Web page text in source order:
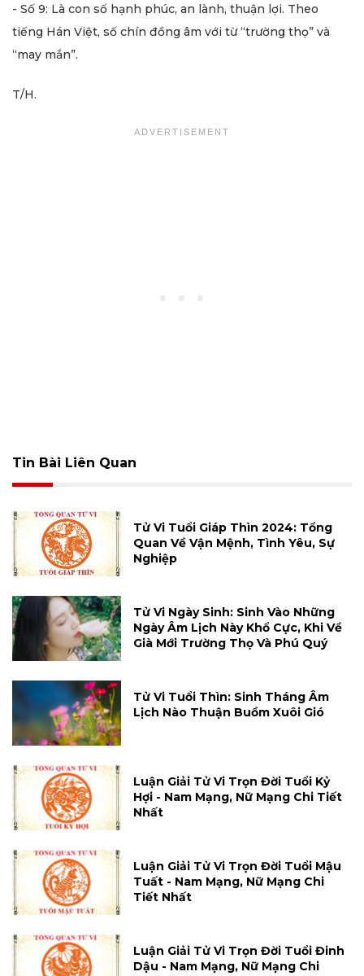
- Số 9: Là con số hạnh phúc, an lành, thuận lợi. Theo
tiếng Hán Việt, số chín đồng âm với từ “trường thọ” và
“may mắn”.
T/H.
Tin Bài Liên Quan
Tử Vi Tuổi Giáp Thìn 2024: Tổng
Quan Về Vận Mệnh, Tình Yêu, Sự
Nghiệp
Tử Vi Ngày Sinh: Sinh Vào Những
Ngày Âm Lịch Này Khổ Cực, Khi Về
Già Mới Trường Thọ Và Phú Quý
Tử Vi Tuổi Thìn: Sinh Tháng Âm
Lịch Nào Thuận Buồm Xuôi Gió
Luận Giải Tử Vi Trọn Đời Tuổi Kỷ
Hợi - Nam Mạng, Nữ Mạng Chi Tiết
Nhất
Luận Giải Tử Vi Trọn Đời Tuổi Mậu
Tuất - Nam Mạng, Nữ Mạng Chi
Tiết Nhất
Luận Giải Tử Vi Trọn Đời Tuổi Đinh
Dậu - Nam Mạng, Nữ Mạng Chi